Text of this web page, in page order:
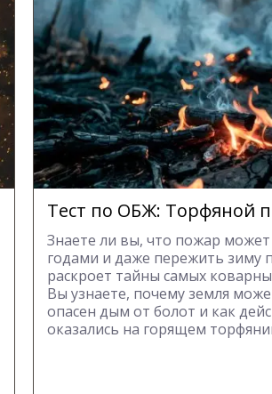
Тест по ОБЖ: Торфяной
Знаете ли вы, что пожар
годами и даже пережить зиму
раскроет тайны самых
Вы узнаете, почему земля
опасен дым от болот и как
оказались на горящем